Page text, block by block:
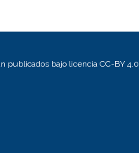
publicados bajo licencia CC-BY 4.0